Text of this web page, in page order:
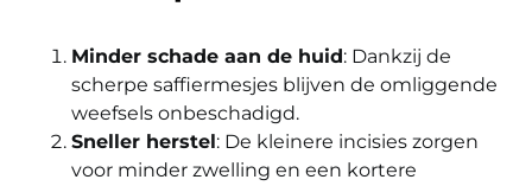
Minder schade aan de huid: Dankzij de
scherpe saffiermesjes blijven de omliggende
weefsels onbeschadigd.
Sneller herstel: De kleinere incisies zorgen
voor minder zwelling en een kortere